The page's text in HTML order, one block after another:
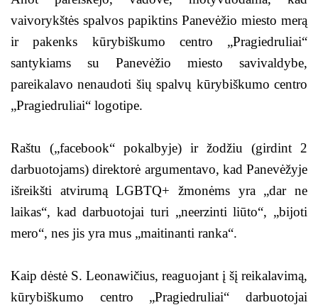
vaivorykštės spalvos papiktins Panevėžio miesto merą
ir pakenks kūrybiškumo centro „Pragiedruliai“
santykiams su Panevėžio miesto savivaldybe,
pareikalavo nenaudoti šių spalvų kūrybiškumo centro
„Pragiedruliai“ logotipe.
Raštu („facebook“ pokalbyje) ir žodžiu (girdint 2
darbuotojams) direktorė argumentavo, kad Panevėžyje
išreikšti atvirumą LGBTQ+ žmonėms yra „dar ne
laikas“, kad darbuotojai turi „neerzinti liūto“, „bijoti
mero“, nes jis yra mus „maitinanti ranka“.
Kaip dėstė S. Leonawičius, reaguojant į šį reikalavimą,
kūrybiškumo centro „Pragiedruliai“ darbuotojai